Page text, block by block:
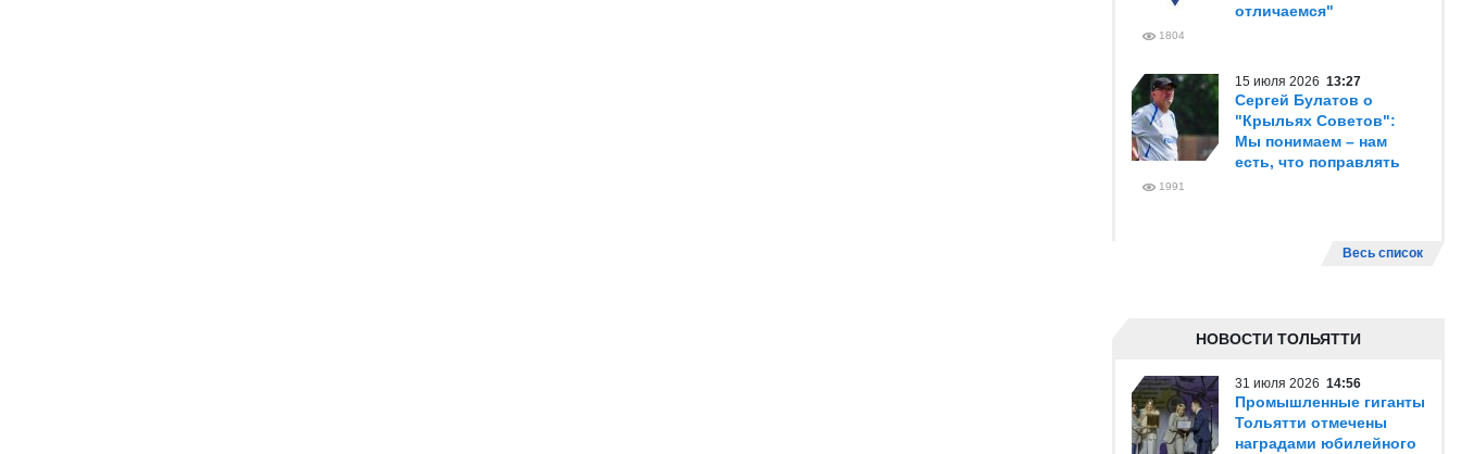
отличаемся"
1804
15 июля 2026 13:27
Сергей Булатов о
"Крыльях Советов":
Мы понимаем – нам
есть, что поправлять
1991
Весь список
НОВОСТИ ТОЛЬЯТТИ
31 июля 2026 14:56
Промышленные гиганты
Тольятти отмечены
наградами юбилейного